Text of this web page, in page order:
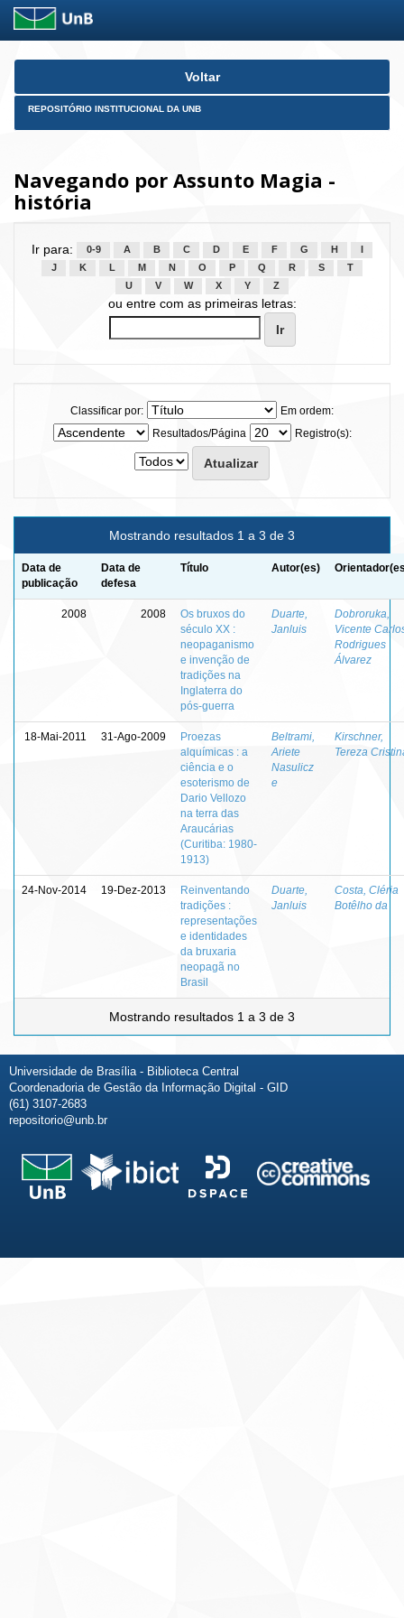
Skip
Voltar
REPOSITÓRIO INSTITUCIONAL DA UNB
Navegando por Assunto Magia -
história
Ir para: 0-9 A B C D E F G H
J
K L M N O P Q R S
T
U
V W X Y Z
ou entre com as primeiras letras:
Classificar por:
Em ordem:
Resultados/Página
Registro(s):
Mostrando resultados 1 a 3 de 3
Data de
publicação
Data de
defesa
Título Autor(es)
2008 2008
Os bruxos do
século XX :
neopaganismo
e invenção de
tradições na
Inglaterra do
pós-guerra
Duarte,
Janluis
Dobroruka,
Vicente
Rodrigues
Álvarez
18-Mai-2011 31-Ago-2009
Proezas
alquímicas : a
ciência e o
esoterismo de
Dario Vellozo
na terra das
Araucárias
(Curitiba: 1980-
1913)
Beltrami,
Ariete
Nasulicz
e
Kirschner,
Tereza
24-Nov-2014 19-Dez-2013
Reinventando
tradições :
representações
e identidades
da bruxaria
neopagã no
Brasil
Duarte,
Janluis
Costa, Cléria
Botêlho da
Mostrando resultados 1 a 3 de 3
Universidade de Brasília - Biblioteca Central
Coordenadoria de Gestão da Informação Digital - GID
(61) 3107-2683
repositorio@unb.br